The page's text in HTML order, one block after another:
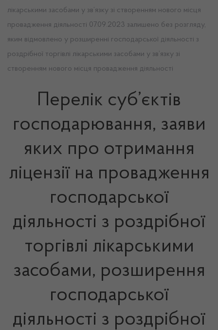
лікарськими засобами у зв’язку зі створенням нового місця
провадження діяльності 07.09.2023 залишено без розгляду,
яким відмовлено у розширенні господарської діяльності з
роздрібної торгівлі лікарськими засобами у зв’язку зі
створенням нового місця провадження діяльності
Перелік суб’єктів
господарювання, заяви
яких про отримання
ліцензії на провадження
господарської
діяльності з роздрібної
торгівлі лікарськими
засобами, розширення
господарської
діяльності з роздрібної